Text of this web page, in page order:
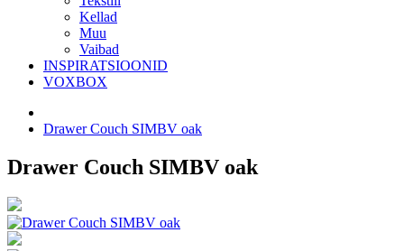
Kellad
Muu
Vaibad
INSPIRATSIOONID
VOXBOX
Drawer Couch SIMBV oak
Drawer Couch SIMBV oak